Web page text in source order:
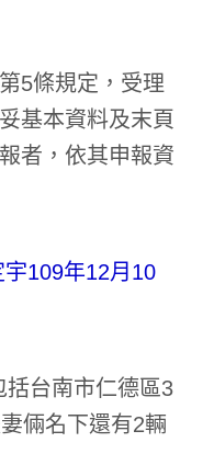
5條規定，受理
基本資料及末頁
者，依其申報資
109年12月10
台南市仁德區3
倆名下還有2輛